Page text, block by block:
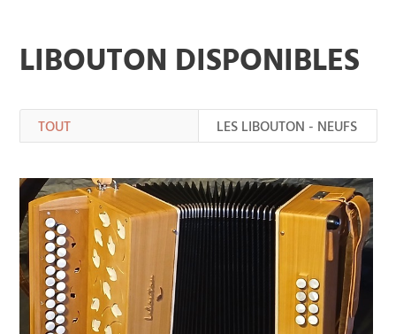
LIBOUTON DISPONIBLES
TOUT LES LIBOUTON - NEUFS